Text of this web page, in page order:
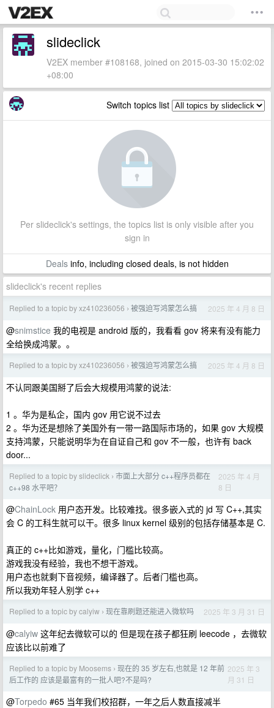
slideclick
V2EX member #108168, joined on 2015-03-30 15:02:02
+08:00
Switch topics list
Per slideclick's settings, the topics list is only visible after you
sign in
Dealsinfo, including closed deals, is not hidden
slideclick's recent replies
Replied to a topic by xz410236056 › 被强迫写鸿蒙怎么搞 2025 年 4 月 8 日
@snimstice 我的电视是 android 版的，我看看 gov 将来有没有能力
全给换成鸿蒙。。
Replied to a topic by xz410236056 › 被强迫写鸿蒙怎么搞 2025 年 4 月 8 日
不认同跟美国掰了后会大规模用鸿蒙的说法:
1 。华为是私企，国内 gov 用它说不过去
2 。华为还是想除了美国外有一带一路国际市场的，如果 gov 大规模
支持鸿蒙，只能说明华为在自证自己和 gov 不一般，也许有 back
door...
Replied to a topic by slideclick › 市面上大部分 c++程序员都在
c++98 水平吧？
2025 年 4 月
8 日
@ChainLock 用户态开发。比较难找。很多嵌入式的 jd 写 C++,其实
会 C 的工科生就可以干。很多 linux kernel 级别的包括存储基本是 C.
真正的 c++比如游戏，量化，门槛比较高。
游戏我没有经验，我也不想干游戏。
用户态也就剩下音视频，编译器了。后者门槛也高。
所以我劝年轻人别学 c++
Replied to a topic by calyiw › 现在靠刷题还能进入微软吗 2025 年 3 月 31 日
@calyiw 这年纪去微软可以的 但是现在孩子都狂刷 leecode ，去微软
应该比以前难了
Replied to a topic by Moosems › 现在的 35 岁左右,也就是 12 年前
后工作的 应该是最富有的一批人吧?不是吗?
2025 年 3
月 31 日
@Torpedo #65 当年我们校招群，一年之后人数直接减半